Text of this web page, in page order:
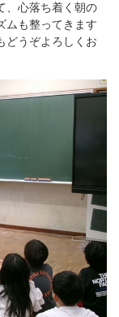
、心落ち着く朝の
ムも整ってきます
どうぞよろしくお